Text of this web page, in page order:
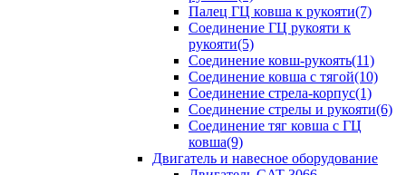
Палец ГЦ ковша к рукояти(7)
Соединение ГЦ рукояти к
рукояти(5)
Соединение ковш-рукоять(11)
Соединение ковша с тягой(10)
Соединение стрела-корпус(1)
Соединение стрелы и рукояти(6)
Соединение тяг ковша с ГЦ
ковша(9)
Двигатель и навесное оборудование